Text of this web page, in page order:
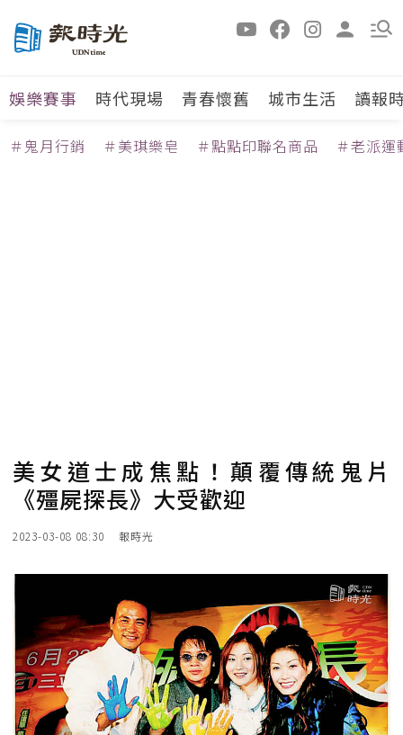
娛樂賽事 時代現場 青春懷舊 城市生活 讀報
＃鬼月行銷 ＃美琪樂皂 ＃點點印聯名商品 ＃老派運
美女道士成焦點！顛覆傳統鬼片
《殭屍探長》大受歡迎
2023-03-08 08:30 報時光